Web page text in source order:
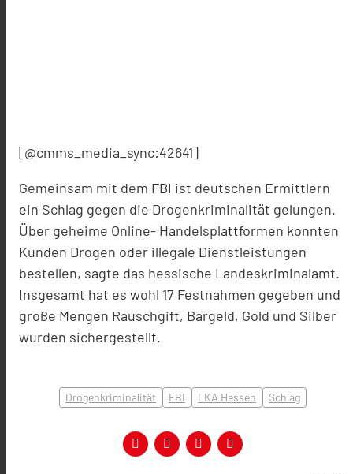
[@cmms_media_sync:42641]
Gemeinsam mit dem FBI ist deutschen Ermittlern
ein Schlag gegen die Drogenkriminalität gelungen.
Über geheime Online- Handelsplattformen konnten
Kunden Drogen oder illegale Dienstleistungen
bestellen, sagte das hessische Landeskriminalamt.
Insgesamt hat es wohl 17 Festnahmen gegeben und
große Mengen Rauschgift, Bargeld, Gold und Silber
wurden sichergestellt.
Drogenkriminalität FBI LKA Hessen Schlag